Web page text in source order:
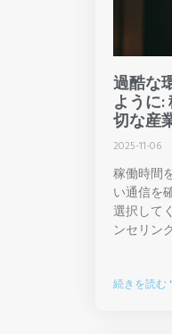
過酷な
ように
切な産
2025-11-06
稼働時間
い通信を
選択して
ンセリン
続きを読む "